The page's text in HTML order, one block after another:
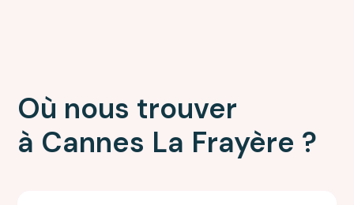
Où nous trouver
à Cannes La Frayère ?